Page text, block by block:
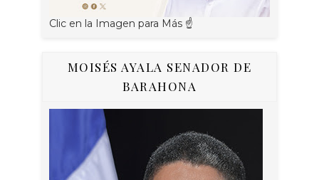
Clic en la Imagen para Más ☝
MOISÉS AYALA SENADOR DE
BARAHONA